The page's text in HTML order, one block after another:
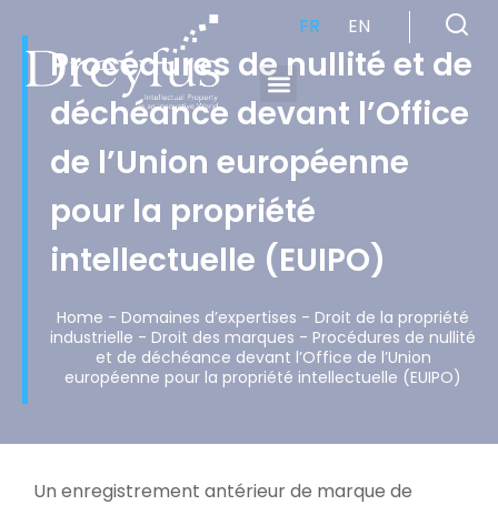
FR EN
Procédures de nullité et de
déchéance devant l’Office
de l’Union européenne
pour la propriété
intellectuelle (EUIPO)
Home - Domaines d’expertises - Droit de la propriété
industrielle - Droit des marques - Procédures de nullité
et de déchéance devant l’Office de l’Union
européenne pour la propriété intellectuelle (EUIPO)
Un enregistrement antérieur de marque de